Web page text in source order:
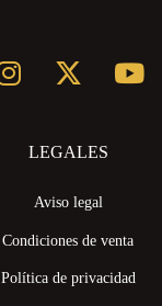
LEGALES
Aviso legal
Condiciones de venta
Política de privacidad